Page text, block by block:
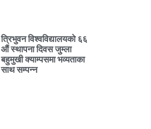
त्रिभुवन विश्वविद्यालयको ६६
औं स्थापना दिवस जुम्ला
बहुमुखी क्याम्पसमा भव्यताका
साथ सम्पन्न